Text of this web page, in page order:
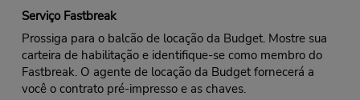
Serviço Fastbreak
Prossiga para o balcão de locação da Budget. Mostre sua
carteira de habilitação e identifique-se como membro do
Fastbreak. O agente de locação da Budget fornecerá a
você o contrato pré-impresso e as chaves.